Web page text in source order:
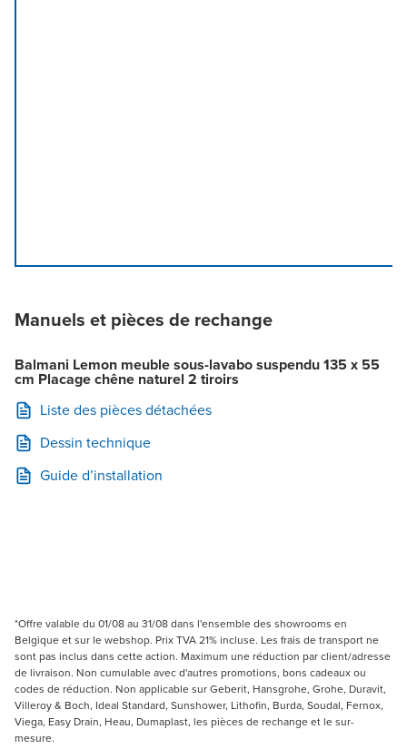
Manuels et pièces de rechange
Balmani Lemon meuble sous-lavabo suspendu 135 x 55
cm Placage chêne naturel 2 tiroirs
Liste des pièces détachées
Dessin technique
Guide d’installation
*Offre valable du 01/08 au 31/08 dans l'ensemble des showrooms en
Belgique et sur le webshop. Prix TVA 21% incluse. Les frais de transport ne
sont pas inclus dans cette action. Maximum une réduction par client/adresse
de livraison. Non cumulable avec d'autres promotions, bons cadeaux ou
codes de réduction. Non applicable sur Geberit, Hansgrohe, Grohe, Duravit,
Villeroy & Boch, Ideal Standard, Sunshower, Lithofin, Burda, Soudal, Fernox,
Viega, Easy Drain, Heau, Dumaplast, les pièces de rechange et le sur-
mesure.